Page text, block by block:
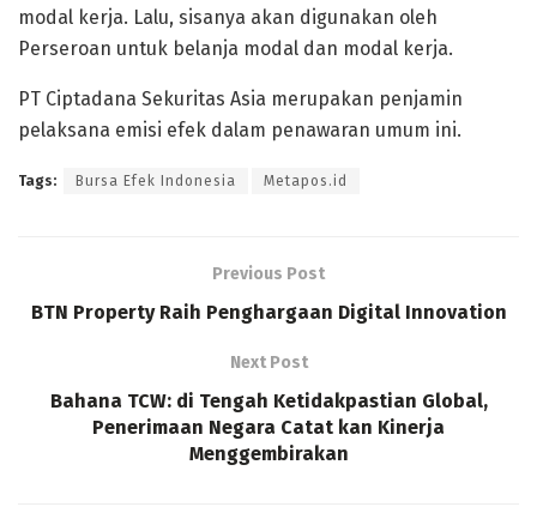
modal kerja. Lalu, sisanya akan digunakan oleh
Perseroan untuk belanja modal dan modal kerja.
PT Ciptadana Sekuritas Asia merupakan penjamin
pelaksana emisi efek dalam penawaran umum ini.
Tags: Bursa Efek Indonesia Metapos.id
Previous Post
BTN Property Raih Penghargaan Digital Innovation
Next Post
Bahana TCW: di Tengah Ketidakpastian Global,
Penerimaan Negara Catat kan Kinerja
Menggembirakan